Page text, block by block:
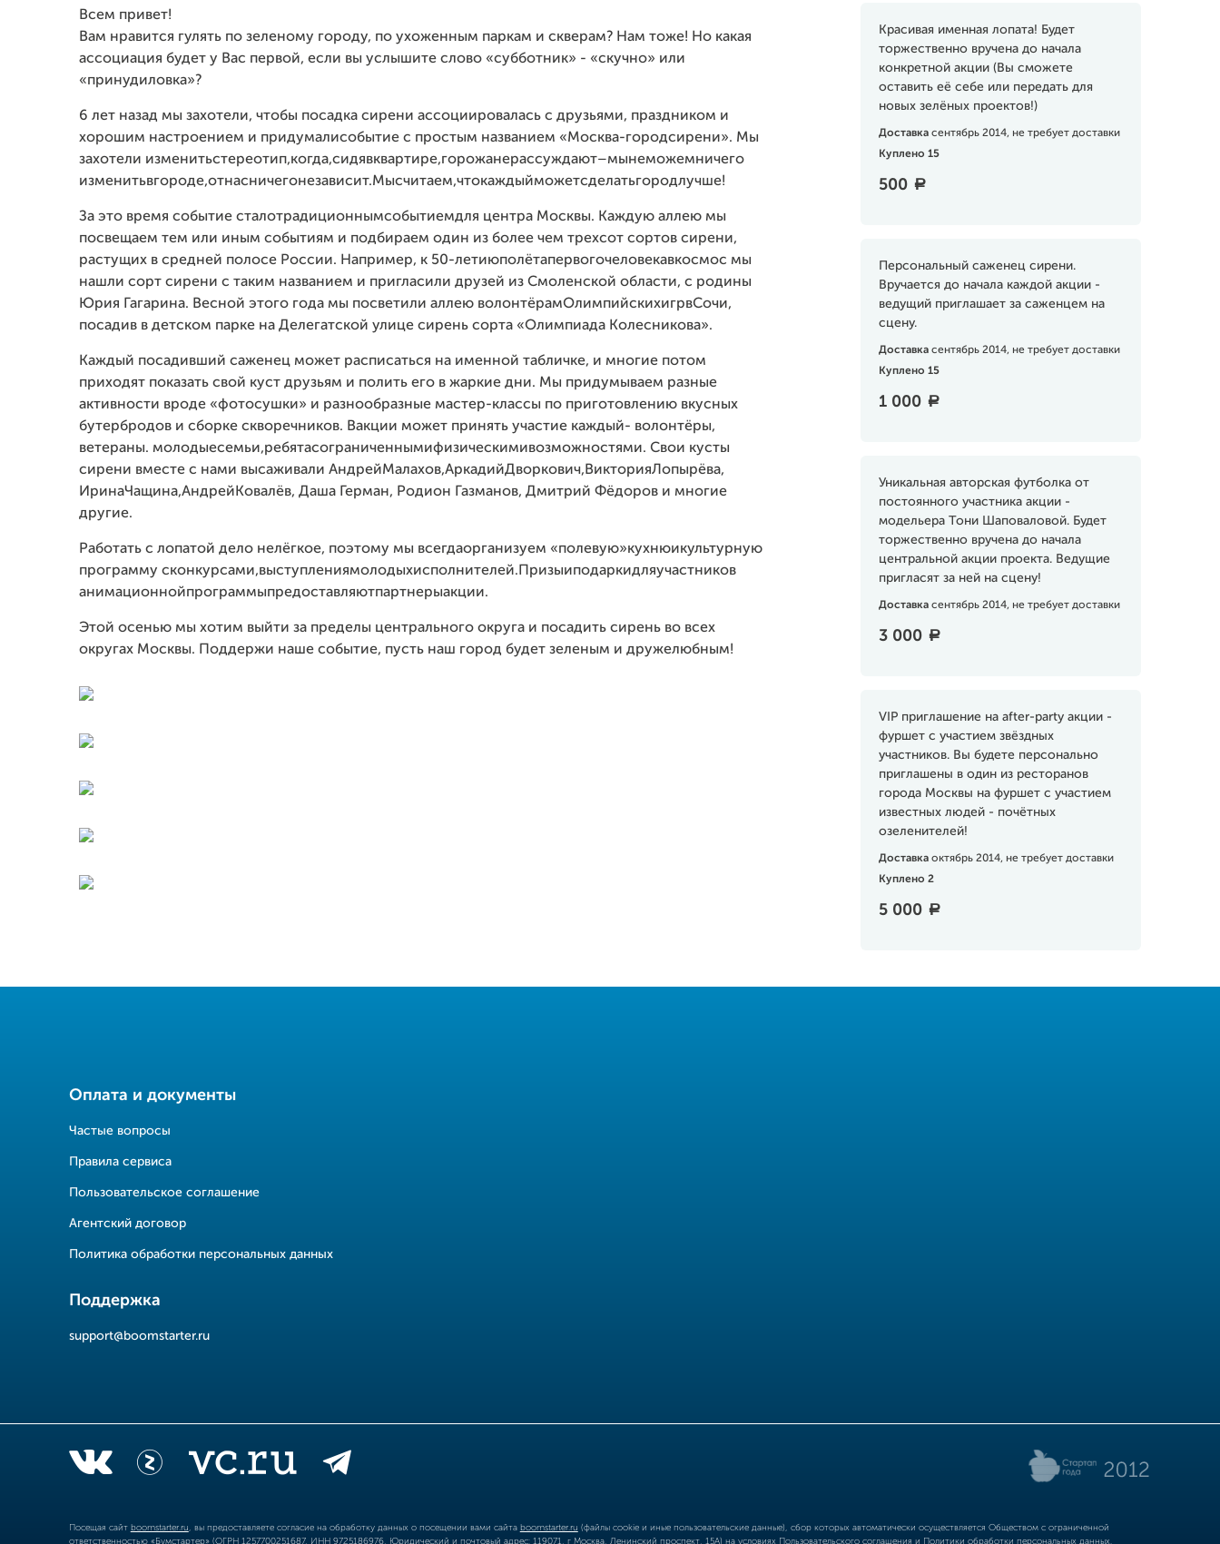
Красивая именная лопата! Будет
торжественно вручена до начала
конкретной акции (Вы сможете
оставить её себе или передать для
новых зелёных проектов!)
Доставка сентябрь 2014, не требует доставки
Куплено 15
500 a
Персональный саженец сирени.
Вручается до начала каждой акции -
ведущий приглашает за саженцем на
сцену.
Доставка сентябрь 2014, не требует доставки
Куплено 15
1 000 a
Уникальная авторская футболка от
постоянного участника акции -
модельера Тони Шаповаловой. Будет
торжественно вручена до начала
центральной акции проекта. Ведущие
пригласят за ней на сцену!
Доставка сентябрь 2014, не требует доставки
3 000 a
VIP приглашение на after-party акции -
фуршет с участием звёздных
участников. Вы будете персонально
приглашены в один из ресторанов
города Москвы на фуршет с участием
известных людей - почётных
озеленителей!
Доставка октябрь 2014, не требует доставки
Куплено 2
5 000 a
Всем привет!
Вам нравится гулять по зеленому городу, по ухоженным паркам и скверам? Нам тоже! Но какая
ассоциация будет у Вас первой, если вы услышите слово «субботник» - «скучно» или
«принудиловка»?
6 лет назад мы захотели, чтобы посадка сирени ассоциировалась с друзьями, праздником и
хорошим настроением и придумали событие с простым названием «Москва-город сирени». Мы
захотели изменить стереотип, когда, сидя в квартире, горожане рассуждают – мы не можем ничего
изменить в городе, от нас ничего не зависит. Мы считаем, что каждый может сделать город лучше!
За это время событие стало традиционным событием для центра Москвы. Каждую аллею мы
посвещаем тем или иным событиям и подбираем один из более чем трехсот сортов сирени,
растущих в средней полосе России. Например, к 50-летиюполёта первого человека в космос мы
нашли сорт сирени с таким названием и пригласили друзей из Смоленской области, с родины
Юрия Гагарина. Весной этого года мы посветили аллею волонтёрам Олимпийских игр в Сочи,
посадив в детском парке на Делегатской улице сирень сорта «Олимпиада Колесникова».
Каждый посадивший саженец может расписаться на именной табличке, и многие потом
приходят показать свой куст друзьям и полить его в жаркие дни. Мы придумываем разные
активности вроде «фотосушки» и разнообразные мастер-классы по приготовлению вкусных
бутербродов и сборке скворечников. В акции может принять участие каждый - волонтёры,
ветераны. молодые семьи, ребята с ограниченными физическими возможностями. Свои кусты
сирени вместе с нами высаживали Андрей Малахов, Аркадий Дворкович, Виктория Лопырёва,
Ирина Чащина, Андрей Ковалёв, Даша Герман, Родион Газманов, Дмитрий Фёдоров и многие
другие.
Работать с лопатой дело нелёгкое, поэтому мы всегда организуем «полевую» кухню и культурную
программу сконкурсами, выступления молодых исполнителей. Призы и подарки для участников
анимационной программы предоставляют партнеры акции.
Этой осенью мы хотим выйти за пределы центрального округа и посадить сирень во всех
округах Москвы. Поддержи наше событие, пусть наш город будет зеленым и дружелюбным!
Оплата и документы
Частые вопросы
Правила сервиса
Пользовательское соглашение
Агентский договор
Политика обработки персональных данных
Поддержка
support@boomstarter.ru
Посещая сайт boomstarter.ru , вы предоставляете согласие на обработку данных о посещении вами сайта boomstarter.ru (файлы cookie и иные пользовательские данные), сбор которых автоматически осуществляется Обществом с ограниченной
ответственностью «Бумстартер» (ОГРН 1257700251687, ИНН 9725186976, Юридический и почтовый адрес: 119071, г Москва, Ленинский проспект, 15А) на условиях Пользовательского соглашения и Политики обработки персональных данных.